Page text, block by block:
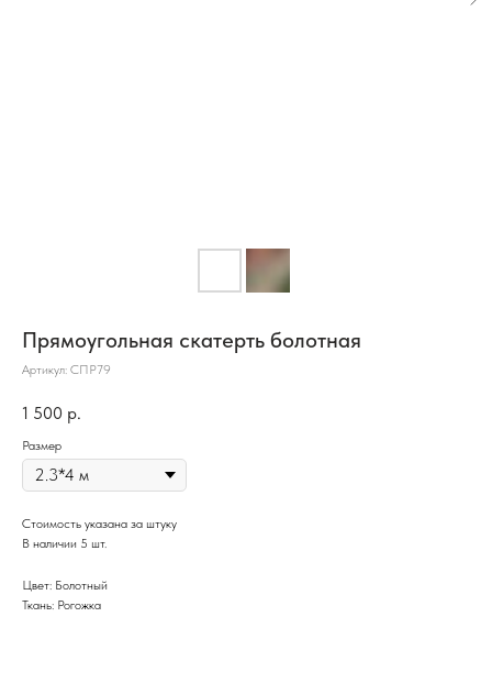
Прямоугольная скатерть болотная
Артикул: СПР79
1 500 р.
Размер
Стоимость указана за штуку
В наличии 5 шт.
Цвет: Болотный
Ткань: Рогожка